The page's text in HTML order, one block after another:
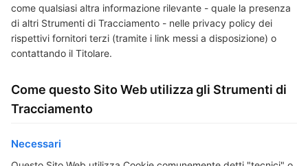
come qualsiasi altra informazione rilevante - quale la presenza
di altri Strumenti di Tracciamento - nelle privacy policy dei
rispettivi fornitori terzi (tramite i link messi a disposizione) o
contattando il Titolare.
Come questo Sito Web utilizza gli Strumenti di
Tracciamento
Necessari